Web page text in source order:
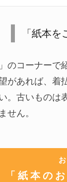
「紙本を
のコーナーで
があれば、着
。古いものは
せん。
「紙本の